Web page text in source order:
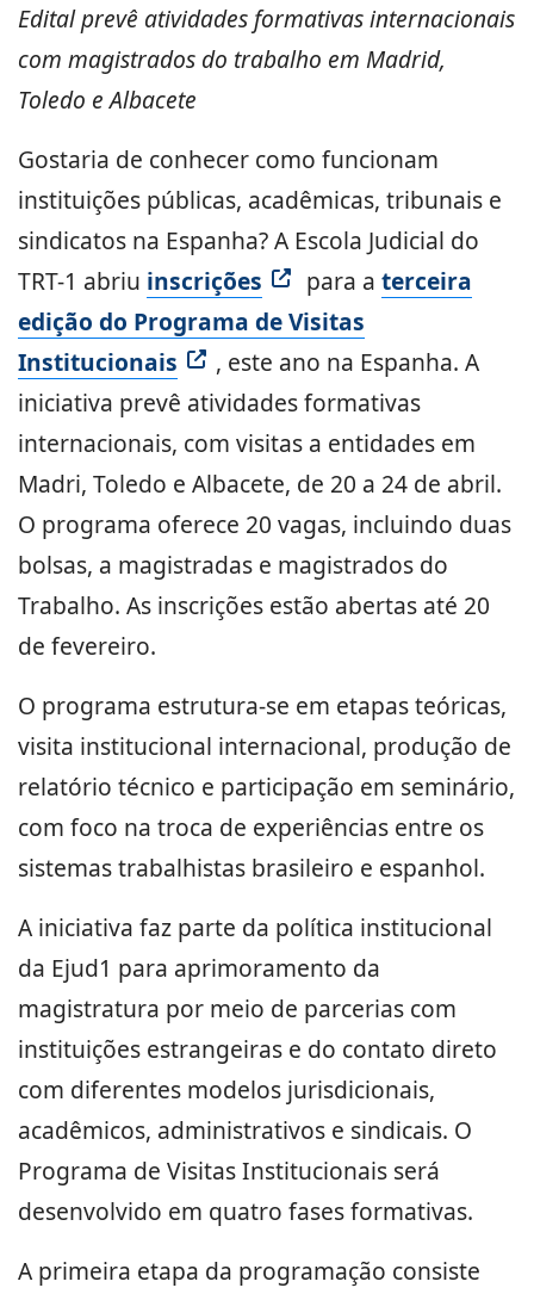
Edital prevê atividades formativas internacionais
com magistrados do trabalho em Madrid,
Toledo e Albacete
Gostaria de conhecer como funcionam
instituições públicas, acadêmicas, tribunais e
sindicatos na Espanha? A Escola Judicial do
TRT-1 abriu inscrições para a terceira
edição do Programa de Visitas
Institucionais
, este ano na Espanha. A
iniciativa prevê atividades formativas
internacionais, com visitas a entidades em
Madri, Toledo e Albacete, de 20 a 24 de abril.
O programa oferece 20 vagas, incluindo duas
bolsas, a magistradas e magistrados do
Trabalho. As inscrições estão abertas até 20
de fevereiro.
O programa estrutura-se em etapas teóricas,
visita institucional internacional, produção de
relatório técnico e participação em seminário,
com foco na troca de experiências entre os
sistemas trabalhistas brasileiro e espanhol.
A iniciativa faz parte da política institucional
da Ejud1 para aprimoramento da
magistratura por meio de parcerias com
instituições estrangeiras e do contato direto
com diferentes modelos jurisdicionais,
acadêmicos, administrativos e sindicais. O
Programa de Visitas Institucionais será
desenvolvido em quatro fases formativas.
A primeira etapa da programação consiste